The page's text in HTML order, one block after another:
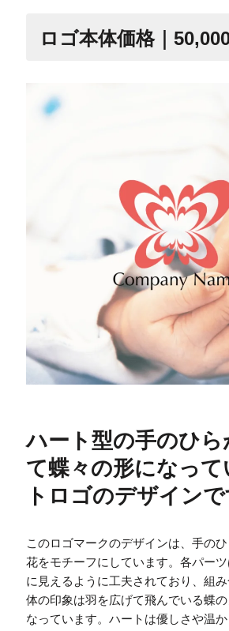
ロゴ本体価格｜
ハート型の手のひら
て蝶々の形になって
トロゴのデザインで
このロゴマークのデザインは、手のひ
花をモチーフにしています。各パー
に見えるように工夫されており、組
体の印象は羽を広げて飛んでいる蝶
なっています。ハートは優しさや温